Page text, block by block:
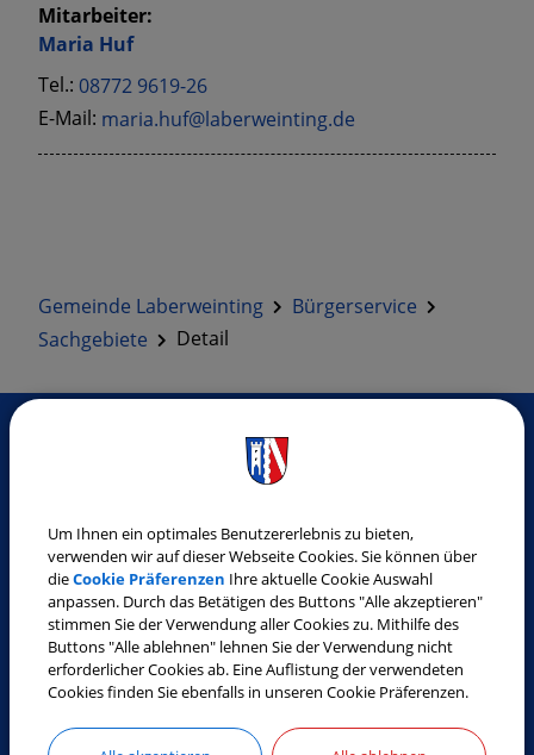
Gemeinde Laberweinting
Bürgerservice
Sachgebiete
Detail
Mitarbeiter:
Maria Huf
Tel.: 08772 9619-26
E-Mail: maria.huf@laberweinting.de
SO ERREICHEN SIE UNS
Gemeinde Laberweinting
Landshuter Straße 32
84082 Laberweinting
Tel.:08772 9619-0
Fax:08772 9619-30
E-Mail:gemeinde@laberweinting.de
Web:www.laberweinting.de
Um Ihnen ein optimales Benutzererlebnis zu bieten,
verwenden wir auf dieser Webseite Cookies. Sie können über
dieCookie Präferenzen Ihre aktuelle Cookie Auswahl
anpassen. Durch das Betätigen des Buttons "Alle akzeptieren"
stimmen Sie der Verwendung aller Cookies zu. Mithilfe des
Buttons "Alle ablehnen" lehnen Sie der Verwendung nicht
erforderlicher Cookies ab. Eine Auflistung der verwendeten
Cookies finden Sie ebenfalls in unseren Cookie Präferenzen.